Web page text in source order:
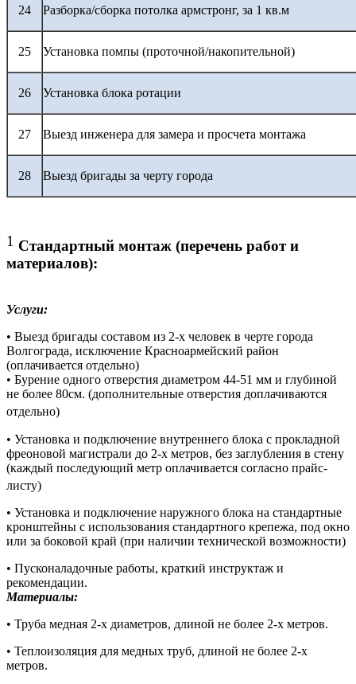
24 Разборка/сборка потолка армстронг, за 1 кв.м
25 Установка помпы (проточной/накопительной)
26 Установка блока ротации
27 Выезд инженера для замера и просчета монтажа
28 Выезд бригады за черту города
1 Стандартный монтаж (перечень работ и
материалов):
Услуги:
• Выезд бригады составом из 2-х человек в черте города
Волгограда, исключение Красноармейский район
(оплачивается отдельно)
• Бурение одного отверстия диаметром 44-51 мм и глубиной
не более 80см. (дополнительные отверстия доплачиваются
отдельно)
• Установка и подключение внутреннего блока с прокладной
фреоновой магистрали до 2-х метров, без заглубления в стену
(каждый последующий метр оплачивается согласно прайс-
листу)
• Установка и подключение наружного блока на стандартные
кронштейны с использования стандартного крепежа, под окно
или за боковой край (при наличии технической возможности)
• Пусконаладочные работы, краткий инструктаж и
рекомендации.
Материалы:
• Труба медная 2-х диаметров, длиной не более 2-х метров.
• Теплоизоляция для медных труб, длиной не более 2-х
метров.